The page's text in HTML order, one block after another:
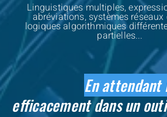
Linguistiques multiples,
abréviations, systèmes
logiques algorithmiques
partielles...
En
efficacement dans un